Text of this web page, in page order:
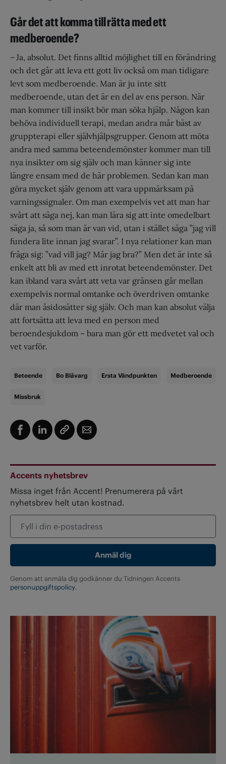
Går det att komma till rätta med ett
medberoende?
– Ja, absolut. Det finns alltid möjlighet till en förändring
och det går att leva ett gott liv också om man tidigare
levt som medberoende. Man är ju inte sitt
medberoende, utan det är en del av ens person. När
man kommer till insikt bör man söka hjälp. Någon kan
behöva individuell terapi, medan andra mår bäst av
gruppterapi eller självhjälpsgrupper. Genom att möta
andra med samma beteendemönster kommer man till
nya insikter om sig själv och man känner sig inte
längre ensam med de här problemen. Sedan kan man
göra mycket själv genom att vara uppmärksam på
varningssignaler. Om man exempelvis vet att man har
svårt att säga nej, kan man lära sig att inte omedelbart
säga ja, så som man är van vid, utan i stället säga ”jag vill
fundera lite innan jag svarar”. I nya relationer kan man
fråga sig: ”vad vill jag? Mår jag bra?” Men det är inte så
enkelt att bli av med ett inrotat beteendemönster. Det
kan ibland vara svårt att veta var gränsen går mellan
exempelvis normal omtanke och överdriven omtanke
där man åsidosätter sig själv. Och man kan absolut välja
att fortsätta att leva med en person med
beroendesjukdom – bara man gör ett medvetet val och
vet varför.
Beteende Bo Blåvarg Ersta Vändpunkten Medberoende
Missbruk
Accents nyhetsbrev
Missa inget från Accent! Prenumerera på vårt
nyhetsbrev helt utan kostnad.
Genom att anmäla dig godkänner du Tidningen Accents
personuppgiftspolicy.